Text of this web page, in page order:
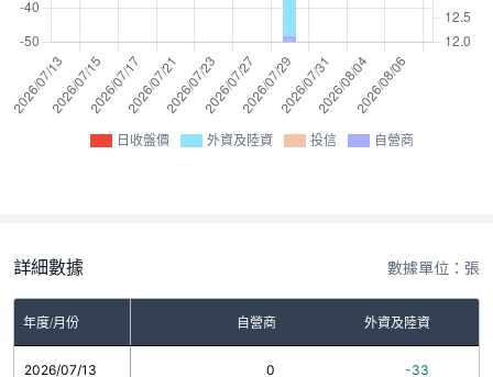
日收盤價 外資及陸資 投信 自營商
詳細數據 數據單位：張
年度/月份 自營商 外資及陸資
2026/07/13 0 -33